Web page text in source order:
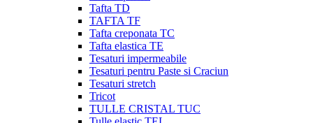
Tafta TD
TAFTA TF
Tafta creponata TC
Tafta elastica TE
Tesaturi impermeabile
Tesaturi pentru Paste si Craciun
Tesaturi stretch
Tricot
TULLE CRISTAL TUC